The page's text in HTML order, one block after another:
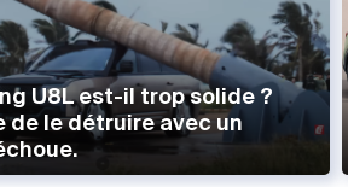
U8L est-il trop solide ?
de le détruire avec un